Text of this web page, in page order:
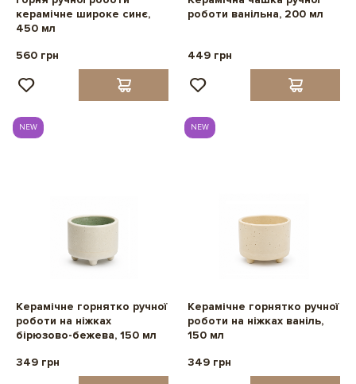
керамічне широке синє,
450 мл
560 грн
роботи ванільна, 200 мл
449 грн
NEW
Керамічне горнятко ручної
роботи на ніжках
бірюзово-бежева, 150 мл
349 грн
NEW
Керамічне горнятко ручної
роботи на ніжках ваніль,
150 мл
349 грн